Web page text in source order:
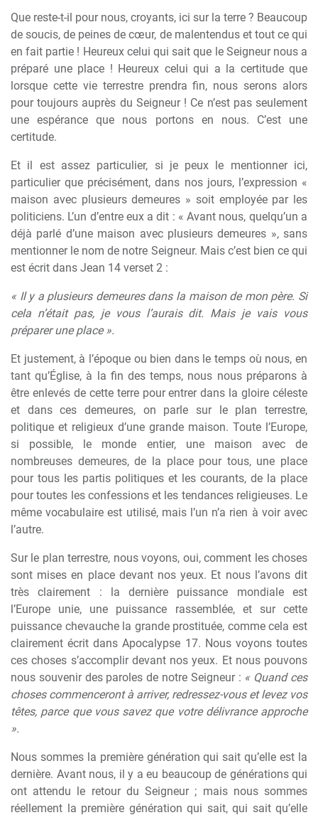
Que reste-t-il pour nous, croyants, ici sur la terre ? Beaucoup
de soucis, de peines de cœur, de malentendus et tout ce qui
en fait partie ! Heureux celui qui sait que le Seigneur nous a
préparé une place ! Heureux celui qui a la certitude que
lorsque cette vie terrestre prendra fin, nous serons alors
pour toujours auprès du Seigneur ! Ce n’est pas seulement
une espérance que nous portons en nous. C’est une
certitude.
Et il est assez particulier, si je peux le mentionner ici,
particulier que précisément, dans nos jours, l’expression «
maison avec plusieurs demeures » soit employée par les
politiciens. L’un d’entre eux a dit : « Avant nous, quelqu’un a
déjà parlé d’une maison avec plusieurs demeures », sans
mentionner le nom de notre Seigneur. Mais c’est bien ce qui
est écrit dans Jean 14 verset 2 :
« Il y a plusieurs demeures dans la maison de mon père. Si
cela n’était pas, je vous l’aurais dit. Mais je vais vous
préparer une place ».
Et justement, à l’époque ou bien dans le temps où nous, en
tant qu’Église, à la fin des temps, nous nous préparons à
être enlevés de cette terre pour entrer dans la gloire céleste
et dans ces demeures, on parle sur le plan terrestre,
politique et religieux d’une grande maison. Toute l’Europe,
si possible, le monde entier, une maison avec de
nombreuses demeures, de la place pour tous, une place
pour tous les partis politiques et les courants, de la place
pour toutes les confessions et les tendances religieuses. Le
même vocabulaire est utilisé, mais l’un n’a rien à voir avec
l’autre.
Sur le plan terrestre, nous voyons, oui, comment les choses
sont mises en place devant nos yeux. Et nous l’avons dit
très clairement : la dernière puissance mondiale est
l’Europe unie, une puissance rassemblée, et sur cette
puissance chevauche la grande prostituée, comme cela est
clairement écrit dans Apocalypse 17. Nous voyons toutes
ces choses s’accomplir devant nos yeux. Et nous pouvons
nous souvenir des paroles de notre Seigneur : « Quand ces
choses commenceront à arriver, redressez-vous et levez vos
têtes, parce que vous savez que votre délivrance approche
».
Nous sommes la première génération qui sait qu’elle est la
dernière. Avant nous, il y a eu beaucoup de générations qui
ont attendu le retour du Seigneur ; mais nous sommes
réellement la première génération qui sait, qui sait qu’elle